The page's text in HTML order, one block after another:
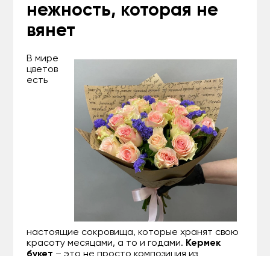
нежность, которая не
вянет
В мире
цветов
есть
настоящие сокровища, которые хранят свою
красоту месяцами, а то и годами. Кермек
букет – это не просто композиция из